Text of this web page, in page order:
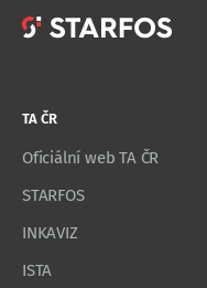
TA ČR
Oficiální web TA ČR
STARFOS
INKAVIZ
ISTA